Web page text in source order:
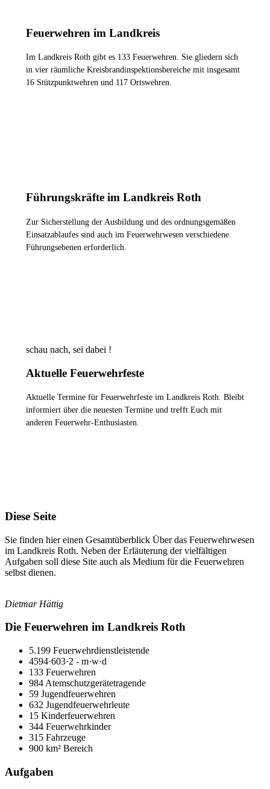
Feuerwehren im Landkreis
Im Landkreis Roth gibt es 133 Feuerwehren. Sie gliedern sich
in vier räumliche Kreisbrandinspektionsbereiche mit insgesamt
16 Stützpunktwehren und 117 Ortswehren.
Führungskräfte im Landkreis Roth
Zur Sicherstellung der Ausbildung und des ordnungsgemäßen
Einsatzablaufes sind auch im Feuerwehrwesen verschiedene
Führungsebenen erforderlich.
schau nach, sei dabei !
Aktuelle Feuerwehrfeste
Aktuelle Termine für Feuerwehrfeste im Landkreis Roth. Bleibt
informiert über die neuesten Termine und trefft Euch mit
anderen Feuerwehr-Enthusiasten.
Diese Seite
Sie finden hier einen Gesamtüberblick Über das Feuerwehrwesen
im Landkreis Roth. Neben der Erläuterung der vielfältigen
Aufgaben soll diese Site auch als Medium für die Feuerwehren
selbst dienen.
Dietmar Hättig
Die Feuerwehren im Landkreis Roth
5.199 Feuerwehrdienstleistende
4594·603·2 - m·w·d
133 Feuerwehren
984 Atemschutzgerätetragende
59 Jugendfeuerwehren
632 Jugendfeuerwehrleute
15 Kinderfeuerwehren
344 Feuerwehrkinder
315 Fahrzeuge
900 km² Bereich
Aufgaben